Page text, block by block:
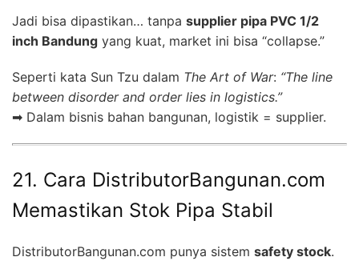
Jadi bisa dipastikan… tanpa supplier pipa PVC 1/2
inch Bandung yang kuat, market ini bisa “collapse.”
Seperti kata Sun Tzu dalam The Art of War: “The line
between disorder and order lies in logistics.”
➡ Dalam bisnis bahan bangunan, logistik = supplier.
21. Cara DistributorBangunan.com
Memastikan Stok Pipa Stabil
DistributorBangunan.com punya sistem safety stock.